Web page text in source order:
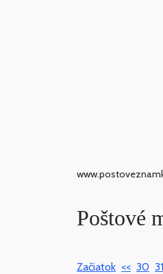
Poštové
Začiatok << 30 31